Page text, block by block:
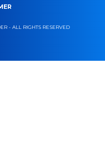
- ALL RIGHTS RESERVED